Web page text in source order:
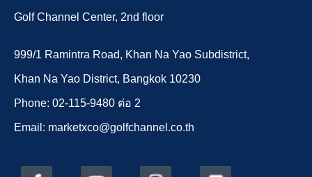
Golf Channel Center, 2nd floor
999/1 Ramintra Road, Khan Na Yao Subdistrict,
Khan Na Yao District, Bangkok 10230
Phone: 02-115-9480 ต่อ 2
Email: marketxco@golfchannel.co.th